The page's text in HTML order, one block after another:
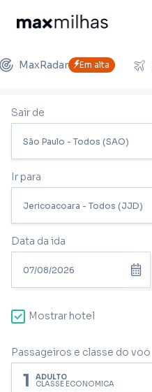
MaxRadar Em alta
Sair de
Ir para
Data da ida
Mostrar hotel
Passageiros e classe do voo
1 ADULTO
CLASSE ECONÔMICA